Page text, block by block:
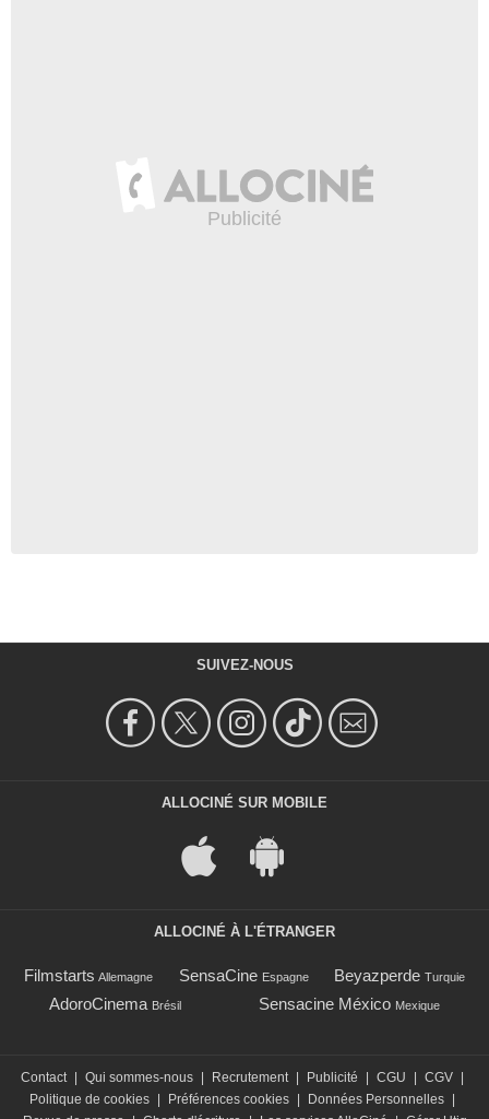
SUIVEZ-NOUS
ALLOCINÉ SUR MOBILE
ALLOCINÉ À L'ÉTRANGER
Filmstarts Allemagne SensaCine Espagne Beyazperde Turquie
AdoroCinema Brésil Sensacine México Mexique
Contact | Qui sommes-nous | Recrutement | Publicité | CGU | CGV |
Politique de cookies | Préférences cookies | Données Personnelles |